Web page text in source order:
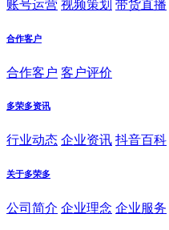
账号运营 视频策划 带货直播
合作客户
合作客户 客户评价
多荣多资讯
行业动态 企业资讯 抖音百科
关于多荣多
公司简介 企业理念 企业服务